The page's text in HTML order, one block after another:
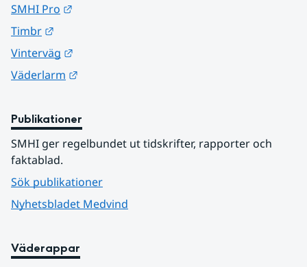
SMHI Pro
Timbr
Vinterväg
Väderlarm
Publikationer
SMHI ger regelbundet ut tidskrifter, rapporter och
faktablad.
Sök publikationer
Nyhetsbladet Medvind
Väderappar